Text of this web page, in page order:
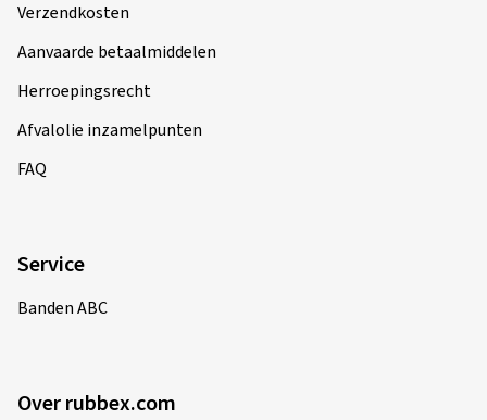
Verzendkosten
Aanvaarde betaalmiddelen
Herroepingsrecht
Afvalolie inzamelpunten
FAQ
Service
Banden ABC
Over rubbex.com